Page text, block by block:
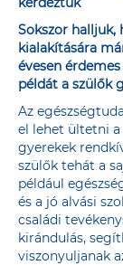
Sokszor halljuk,
kialakítására
évesen
példát a szülők
Az
el lehet ültetni a
gyerekek
szülők tehát a
például
és a jó alvási
családi
kirándulás,
viszonyuljanak